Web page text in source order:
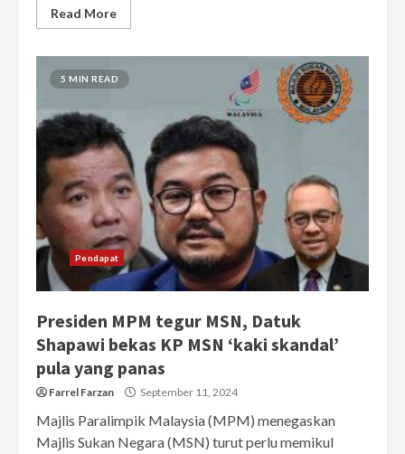
Read More
5 MIN READ
Pendapat
Presiden MPM tegur MSN, Datuk
Shapawi bekas KP MSN ‘kaki skandal’
pula yang panas
Farrel Farzan September 11, 2024
Majlis Paralimpik Malaysia (MPM) menegaskan
Majlis Sukan Negara (MSN) turut perlu memikul